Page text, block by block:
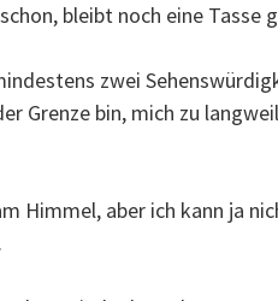
bleibt noch eine Tasse
zwei
Grenze bin, mich zu
Himmel, aber ich kann ja